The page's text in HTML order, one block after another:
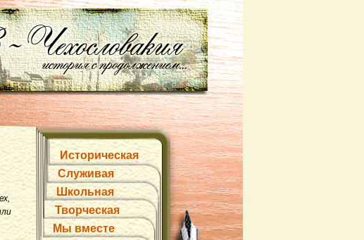
Историческая
Служивая
Школьная
Творческая
Мы вместе